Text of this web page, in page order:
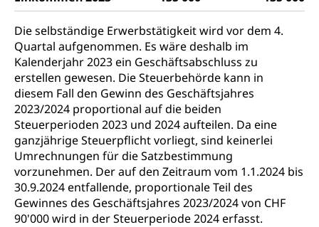
Die selbständige Erwerbstätigkeit wird vor dem 4.
Quartal aufgenommen. Es wäre deshalb im
Kalenderjahr 2023 ein Geschäftsabschluss zu
erstellen gewesen. Die Steuerbehörde kann in
diesem Fall den Gewinn des Geschäftsjahres
2023/2024 proportional auf die beiden
Steuerperioden 2023 und 2024 aufteilen. Da eine
ganzjährige Steuerpflicht vorliegt, sind keinerlei
Umrechnungen für die Satzbestimmung
vorzunehmen. Der auf den Zeitraum vom 1.1.2024 bis
30.9.2024 entfallende, proportionale Teil des
Gewinnes des Geschäftsjahres 2023/2024 von CHF
90'000 wird in der Steuerperiode 2024 erfasst.